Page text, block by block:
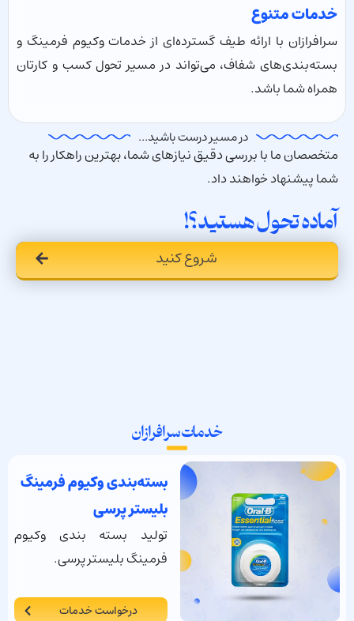
خدمات متنوع
سرافرازان با ارائه طیف گسترده‌ای از خدمات وکیوم فرمینگ و
بسته‌بندی‌های شفاف، می‌تواند در مسیر تحول کسب و کارتان
همراه شما باشد.
در مسیر درست باشید...
متخصصان ما با بررسی دقیق نیازهای شما، بهترین راهکار را به
شما پیشنهاد خواهند داد.
آماده تحول هستید؟!
شروع کنید
خدمات سرافرازان
بسته‌بندی وکیوم فرمینگ
بلیستر پرسی
تولید بسته بندی وکیوم
فرمینگ بلیستر پرسی.
درخواست خدمات